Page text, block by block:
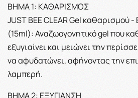
ΒΗΜΑ 1: ΚΑΘΑΡΙΣΜΟΣ
JUST BEE CLEAR Gel καθαρισμού -
(15ml):Αναζωογονητικό gel που
εξυγιαίνει και μειώνει την
να αφυδατώνει, αφήνοντας την
λαμπερή.
BHMA 2: ΕΞΥΓΙΑΝΣΗ